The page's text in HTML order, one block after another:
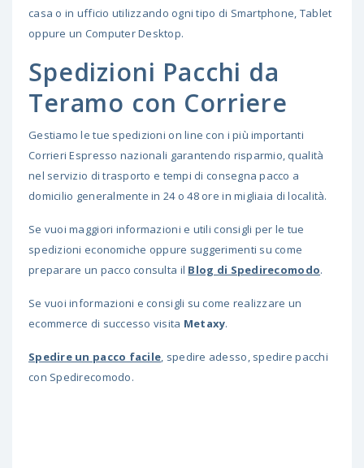
casa o in ufficio utilizzando ogni tipo di Smartphone, Tablet
oppure un Computer Desktop.
Spedizioni Pacchi da
Teramo con Corriere
Gestiamo le tue spedizioni on line con i più importanti
Corrieri Espresso nazionali garantendo risparmio, qualità
nel servizio di trasporto e tempi di consegna pacco a
domicilio generalmente in 24 o 48 ore in migliaia di località.
Se vuoi maggiori informazioni e utili consigli per le tue
spedizioni economiche oppure suggerimenti su come
preparare un pacco consulta il Blog di Spedirecomodo.
Se vuoi informazioni e consigli su come realizzare un
ecommerce di successo visita Metaxy.
Spedire un pacco facile, spedire adesso, spedire pacchi
con Spedirecomodo.